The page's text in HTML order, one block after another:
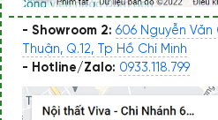
- Showroom 2: 606 Nguyễn
Thuận, Q.12, Tp Hồ Chí Minh
- Hotline/Zalo: 0933.118.799